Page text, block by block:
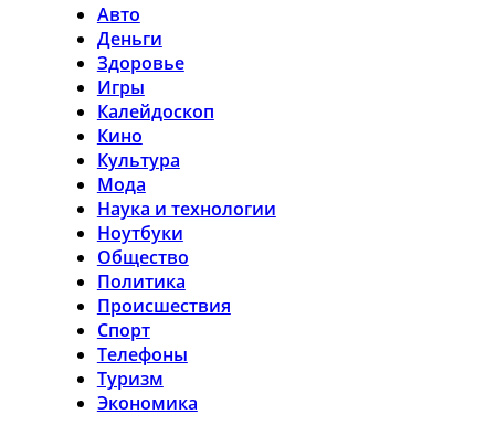
Авто
Деньги
Здоровье
Игры
Калейдоскоп
Кино
Культура
Мода
Наука и технологии
Ноутбуки
Общество
Политика
Происшествия
Спорт
Телефоны
Туризм
Экономика